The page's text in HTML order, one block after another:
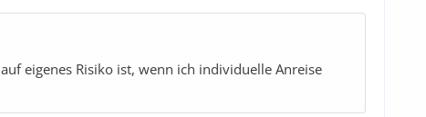
eigenes Risiko ist, wenn ich individuelle Anreise